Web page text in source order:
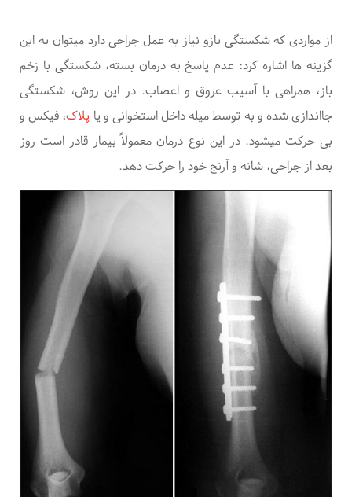
از مواردی که شکستگی بازو نیاز به عمل جراحی دارد میتوان به این
گزینه ها اشاره کرد: عدم پاسخ به درمان بسته، شکستگی با زخم
باز، همراهی با آسیب عروق و اعصاب. در این روش، شکستگی
جااندازی شده و به توسط میله داخل استخوانی و یا پلاک، فیکس و
بی حرکت میشود. در این نوع درمان معمولاً بیمار قادر است روز
بعد از جراحی، شانه و آرنج خود را حرکت دهد.